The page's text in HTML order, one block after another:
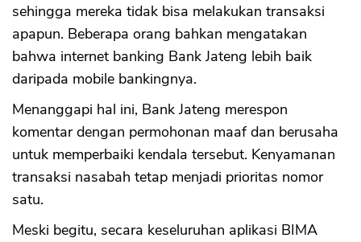
sehingga mereka tidak bisa melakukan transaksi
apapun. Beberapa orang bahkan mengatakan
bahwa internet banking Bank Jateng lebih baik
daripada mobile bankingnya.
Menanggapi hal ini, Bank Jateng merespon
komentar dengan permohonan maaf dan berusaha
untuk memperbaiki kendala tersebut. Kenyamanan
transaksi nasabah tetap menjadi prioritas nomor
satu.
Meski begitu, secara keseluruhan aplikasi BIMA